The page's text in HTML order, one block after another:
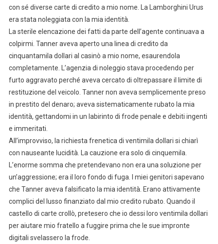
con sé diverse carte di credito a mio nome. La Lamborghini Urus
era stata noleggiata con la mia identità.
La sterile elencazione dei fatti da parte dell’agente continuava a
colpirmi. Tanner aveva aperto una linea di credito da
cinquantamila dollari al casinò a mio nome, esaurendola
completamente. L’agenzia di noleggio stava procedendo per
furto aggravato perché aveva cercato di oltrepassare il limite di
restituzione del veicolo. Tanner non aveva semplicemente preso
in prestito del denaro; aveva sistematicamente rubato la mia
identità, gettandomi in un labirinto di frode penale e debiti ingenti
e immeritati.
All’improvviso, la richiesta frenetica di ventimila dollari si chiarì
con nauseante lucidità. La cauzione era solo di cinquemila.
L’enorme somma che pretendevano non era una soluzione per
un’aggressione; era il loro fondo di fuga. I miei genitori sapevano
che Tanner aveva falsificato la mia identità. Erano attivamente
complici del lusso finanziato dal mio credito rubato. Quando il
castello di carte crollò, pretesero che io dessi loro ventimila dollari
per aiutare mio fratello a fuggire prima che le sue impronte
digitali svelassero la frode.